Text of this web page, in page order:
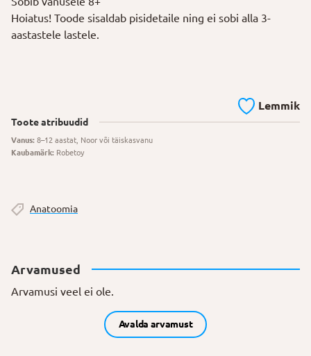
Hoiatus! Toode sisaldab pisidetaile ning ei sobi alla 3-
aastastele lastele.
Lemmik
Toote atribuudid
Vanus: 8–12 aastat, Noor või täiskasvanu
Kaubamärk: Robetoy
Anatoomia
Arvamused
Arvamusi veel ei ole.
Avalda arvamust